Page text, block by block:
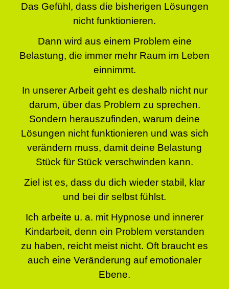
Das Gefühl, dass die bisherigen Lösungen
nicht funktionieren.
Dann wird aus einem Problem eine
Belastung, die immer mehr Raum im Leben
einnimmt.
In unserer Arbeit geht es deshalb nicht nur
darum, über das Problem zu sprechen.
Sondern herauszufinden, warum deine
Lösungen nicht funktionieren und was sich
verändern muss, damit deine Belastung
Stück für Stück verschwinden kann.
Ziel ist es, dass du dich wieder stabil, klar
und bei dir selbst fühlst.
Ich arbeite u. a. mit Hypnose und innerer
Kindarbeit, denn ein Problem verstanden
zu haben, reicht meist nicht. Oft braucht es
auch eine Veränderung auf emotionaler
Ebene.